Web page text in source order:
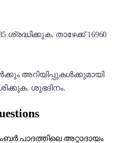
ശ്രദ്ധിക്കുക. താഴേക്ക് 16960
അറിയിപ്പുകൾക്കുമായി
ശുഭദിനം.
പാദത്തിലെ അറ്റാദായം